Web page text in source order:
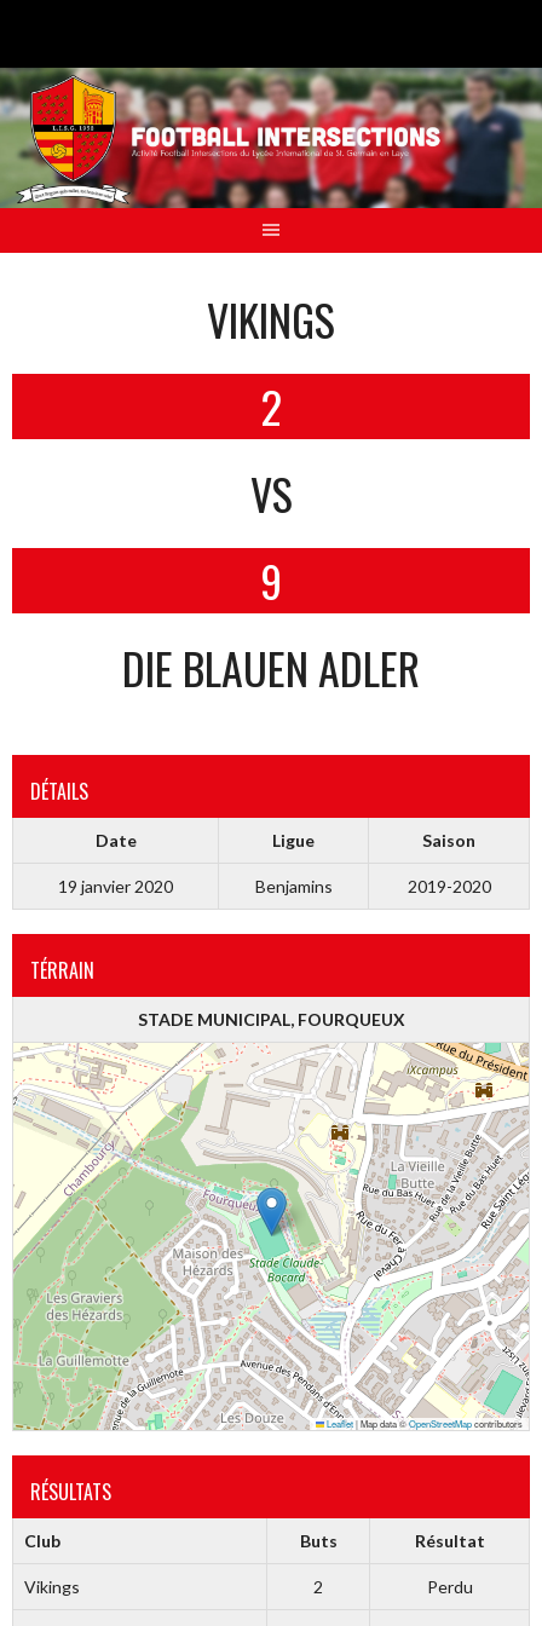
contenu
VIKINGS
2
VS
9
DIE BLAUEN ADLER
DÉTAILS
Date Ligue Saison
19 janvier 2020 Benjamins 2019-2020
TÉRRAIN
STADE MUNICIPAL, FOURQUEUX
Leaflet|Map data ©OpenStreetMapcontributors
RÉSULTATS
Club Buts Résultat
Vikings 2 Perdu